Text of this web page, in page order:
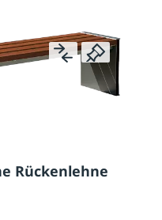
Rückenlehne